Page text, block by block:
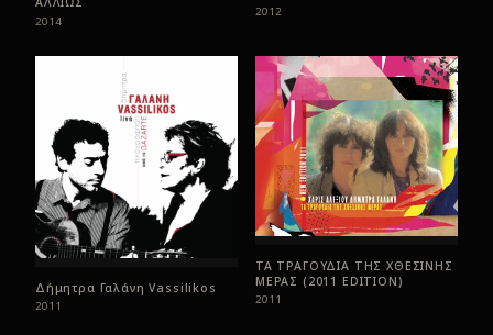
2014
2012
Δήμητρα Γαλάνη Vassilikos
2011
ΤΑ ΤΡΑΓΟΥΔΙΑ ΤΗΣ ΧΘΕΣΙΝΗΣ
ΜΕΡΑΣ (2011 EDITION)
2011